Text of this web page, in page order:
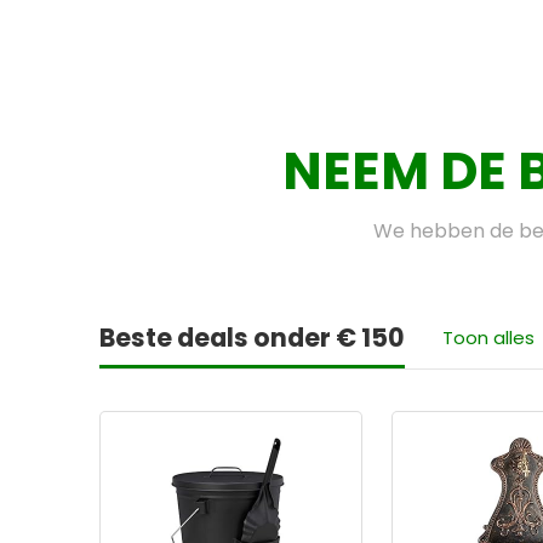
NEEM DE
We hebben de
Beste deals onder € 150 Toon alles